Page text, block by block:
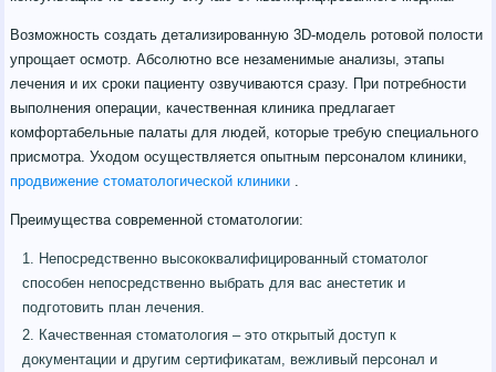
Возможность создать детализированную 3D-модель ротовой полости
упрощает осмотр. Абсолютно все незаменимые анализы, этапы
лечения и их сроки пациенту озвучиваются сразу. При потребности
выполнения операции, качественная клиника предлагает
комфортабельные палаты для людей, которые требую специального
присмотра. Уходом осуществляется опытным персоналом клиники,
продвижение стоматологической клиники
Преимущества современной стоматологии:
Непосредственно высококвалифицированный стоматолог
способен непосредственно выбрать для вас анестетик и
подготовить план лечения.
Качественная стоматология – это открытый доступ к
документации и другим сертификатам, вежливый персонал и